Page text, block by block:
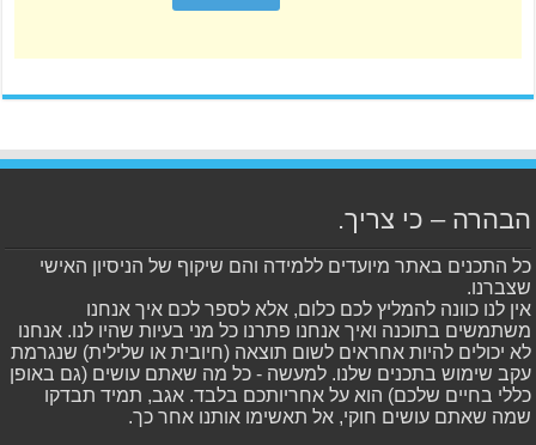
הבהרה – כי צריך.
כל התכנים באתר מיועדים ללמידה והם שיקוף של הניסיון האישי
שצברנו.
אין לנו כוונה להמליץ לכם כלום, אלא לספר לכם איך אנחנו
משתמשים בתוכנה ואיך אנחנו פתרנו כל מני בעיות שהיו לנו. אנחנו
לא יכולים להיות אחראים לשום תוצאה (חיובית או שלילית) שנגרמת
עקב שימוש בתכנים שלנו. למעשה - כל מה שאתם עושים (גם באופן
כללי בחיים שלכם) הוא על אחריותכם בלבד. אגב, תמיד תבדקו
שמה שאתם עושים חוקי, אל תאשימו אותנו אחר כך.